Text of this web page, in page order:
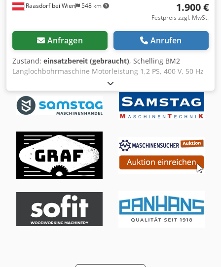
Raasdorf bei Wien 548 km 1.900 €
Festpreis zzgl. MwSt.
Anfragen Anrufen
Zustand: einsatzbereit (gebraucht), Schelling BM2
Langlochbohrmaschine Motorleistung 1,2 PS, 400 V, 50 Hz
2 Geschwindigkeiten Drehzahl 2800 U/min Bohrtischgröße
650 x 330 mm Querverstellung 300 mm Dkedpfx Ahezlv S
Dopjr Tiefenverstellung 150 mm Höhenverstellung 170 mm
Tischhöhe 880 mm Gewicht ca 280 kg Preis 1900.-